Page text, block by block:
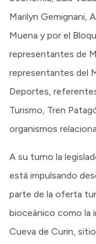
Marilyn Gemignani,
Muena y por el
representantes de
representantes del
Deportes,
Turismo, Tren
organismos
A su turno la
está impulsando
parte de la oferta
bioceánico como la
Cueva de Curin,